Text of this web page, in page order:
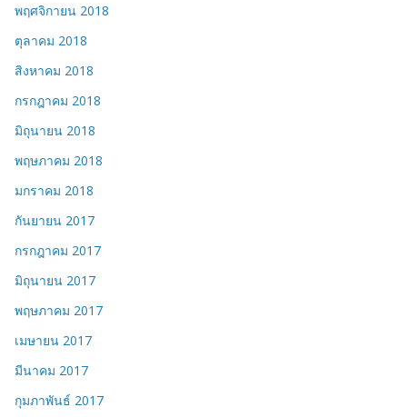
พฤศจิกายน 2018
ตุลาคม 2018
สิงหาคม 2018
กรกฎาคม 2018
มิถุนายน 2018
พฤษภาคม 2018
มกราคม 2018
กันยายน 2017
กรกฎาคม 2017
มิถุนายน 2017
พฤษภาคม 2017
เมษายน 2017
มีนาคม 2017
กุมภาพันธ์ 2017